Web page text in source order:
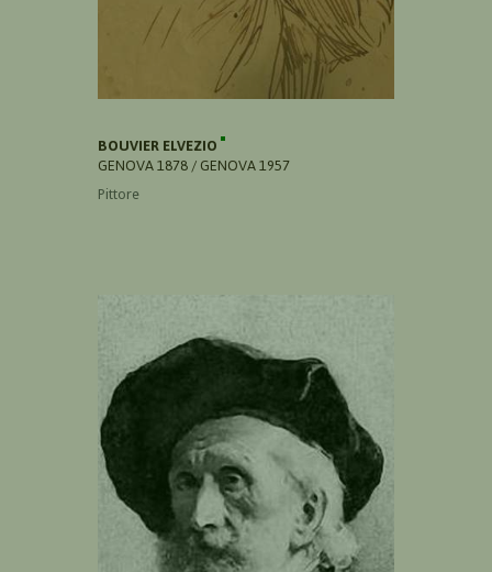
BOUVIER ELVEZIO
GENOVA 1878 / GENOVA 1957
Pittore